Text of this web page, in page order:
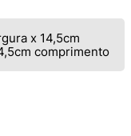
x 14,5cm
comprimento